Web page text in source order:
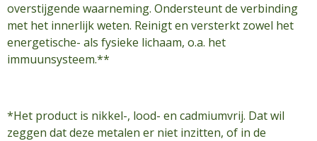
overstijgende waarneming. Ondersteunt de verbinding
met het innerlijk weten. Reinigt en versterkt zowel het
energetische- als fysieke lichaam, o.a. het
immuunsysteem.**
*Het product is nikkel-, lood- en cadmiumvrij. Dat wil
zeggen dat deze metalen er niet inzitten, of in de